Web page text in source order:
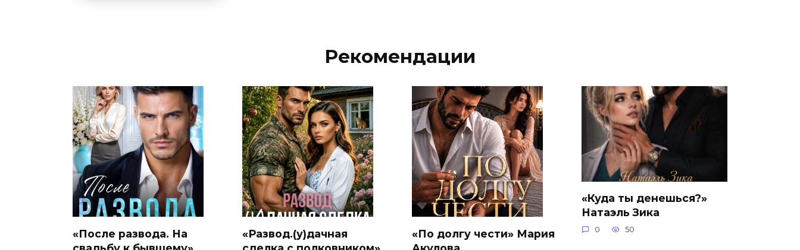
Рекомендации
«После развода. На
«Развод.(у)дачная
«По долгу чести» Мария
«Куда ты денешься?»
Натаэль Зика
0 50